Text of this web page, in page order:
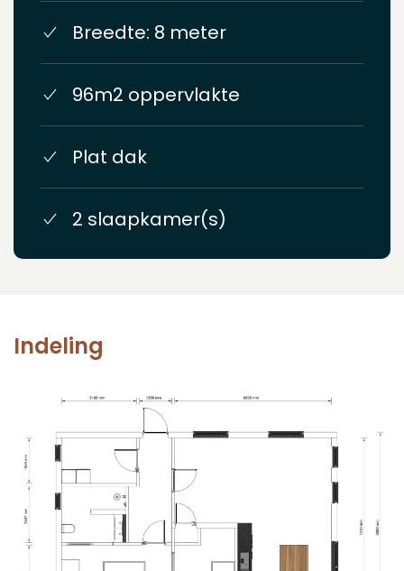
Breedte: 8 meter
96m2 oppervlakte
Plat dak
2 slaapkamer(s)
Indeling